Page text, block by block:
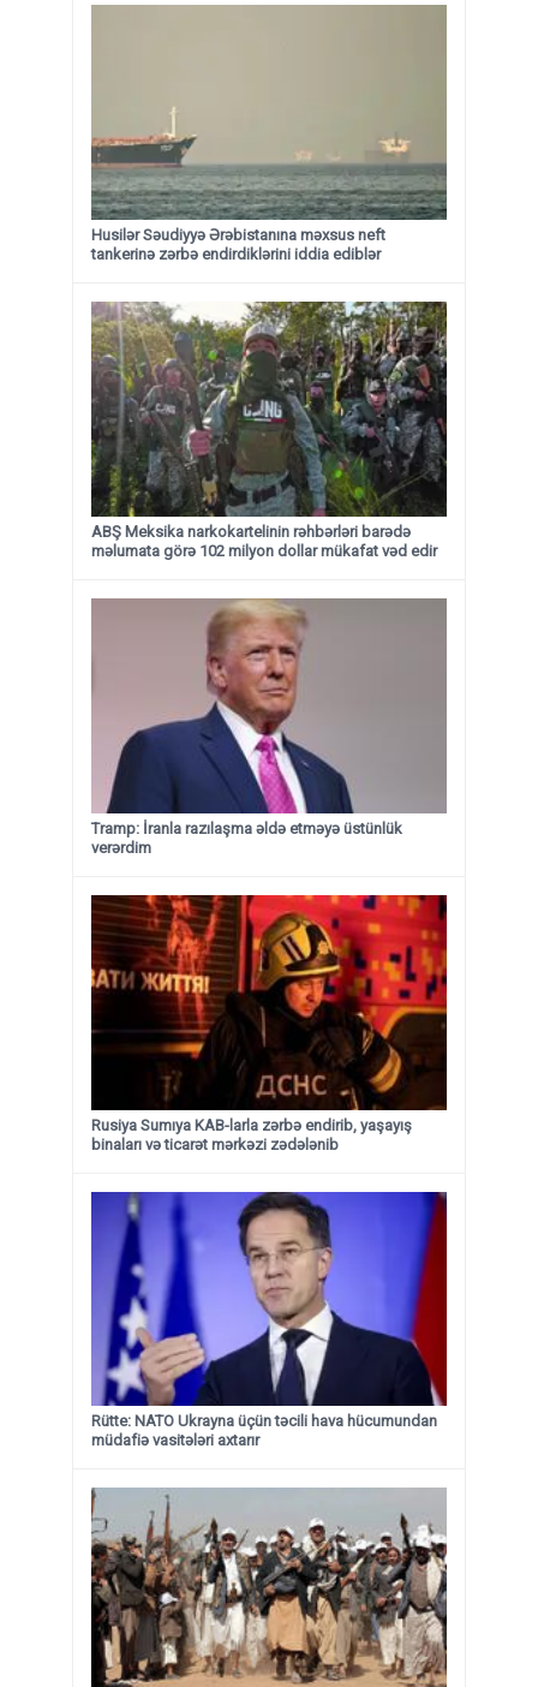
Husilər Səudiyyə Ərəbistanına məxsus neft
tankerinə zərbə endirdiklərini iddia ediblər
ABŞ Meksika narkokartelinin rəhbərləri barədə
məlumata görə 102 milyon dollar mükafat vəd edir
Tramp: İranla razılaşma əldə etməyə üstünlük
verərdim
Rusiya Sumıya KAB-larla zərbə endirib, yaşayış
binaları və ticarət mərkəzi zədələnib
Rütte: NATO Ukrayna üçün təcili hava hücumundan
müdafiə vasitələri axtarır